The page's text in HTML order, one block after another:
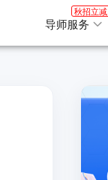
导师服务
秋招立减